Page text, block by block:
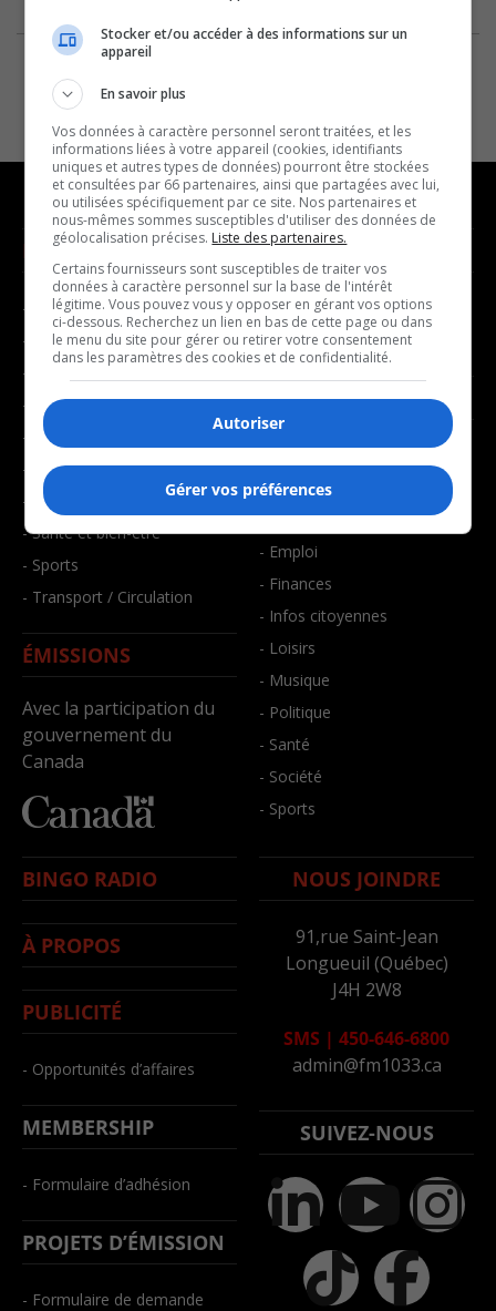
NOUVELLES
- Affaires municipales
- Communauté / Social
- Culture
- Économie
- Éducation
- Environnement
- Faits divers
- Santé et bien-être
- Sports
- Transport / Circulation
ÉMISSIONS
Avec la participation du
gouvernement du
Canada
MUSIQUE
- Décompte franco
- Joué récemment
BALADOS
- Art de vivre
- Bien-être
- Emploi
- Finances
- Infos citoyennes
- Loisirs
- Musique
- Politique
- Santé
- Société
- Sports
BINGO RADIO
À PROPOS
PUBLICITÉ
- Opportunités d’affaires
MEMBERSHIP
- Formulaire d’adhésion
PROJETS D’ÉMISSION
- Formulaire de demande
NOUS JOINDRE
91,rue Saint-Jean
Longueuil (Québec)
J4H 2W8
SMS | 450-646-6800
admin@fm1033.ca
SUIVEZ-NOUS
Stocker et/ou accéder à des informations sur un
appareil
En savoir plus
Vos données à caractère personnel seront traitées, et les
informations liées à votre appareil (cookies, identifiants
uniques et autres types de données) pourront être stockées
et consultées par 66 partenaires, ainsi que partagées avec lui,
ou utilisées spécifiquement par ce site. Nos partenaires et
nous-mêmes sommes susceptibles d'utiliser des données de
géolocalisation précises. Liste des partenaires.
Certains fournisseurs sont susceptibles de traiter vos
données à caractère personnel sur la base de l'intérêt
légitime. Vous pouvez vous y opposer en gérant vos options
ci-dessous. Recherchez un lien en bas de cette page ou dans
le menu du site pour gérer ou retirer votre consentement
dans les paramètres des cookies et de confidentialité.
Autoriser
Gérer vos préférences